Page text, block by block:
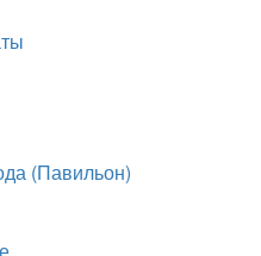
(Павильон)